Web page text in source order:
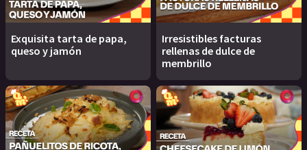
Exquisita tarta de papa,
queso y jamón
Irresistibles facturas
rellenas de dulce de
membrillo